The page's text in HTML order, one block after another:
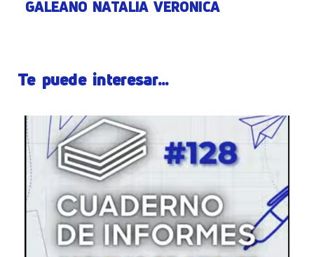
GALEANO NATALIA VERONICA
Te puede interesar...